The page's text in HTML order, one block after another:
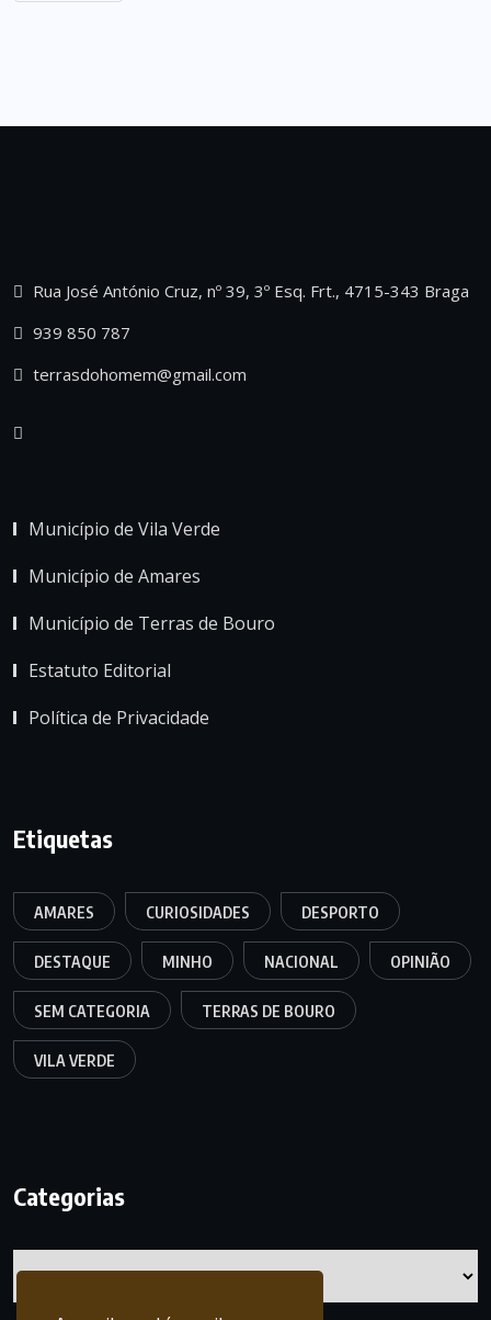
Rua José António Cruz, nº 39, 3º Esq. Frt., 4715-343 Braga
939 850 787
terrasdohomem@gmail.com
Município de Vila Verde
Município de Amares
Município de Terras de Bouro
Estatuto Editorial
Política de Privacidade
Etiquetas
AMARES CURIOSIDADES DESPORTO
DESTAQUE MINHO NACIONAL OPINIÃO
SEM CATEGORIA TERRAS DE BOURO
VILA VERDE
Categorias